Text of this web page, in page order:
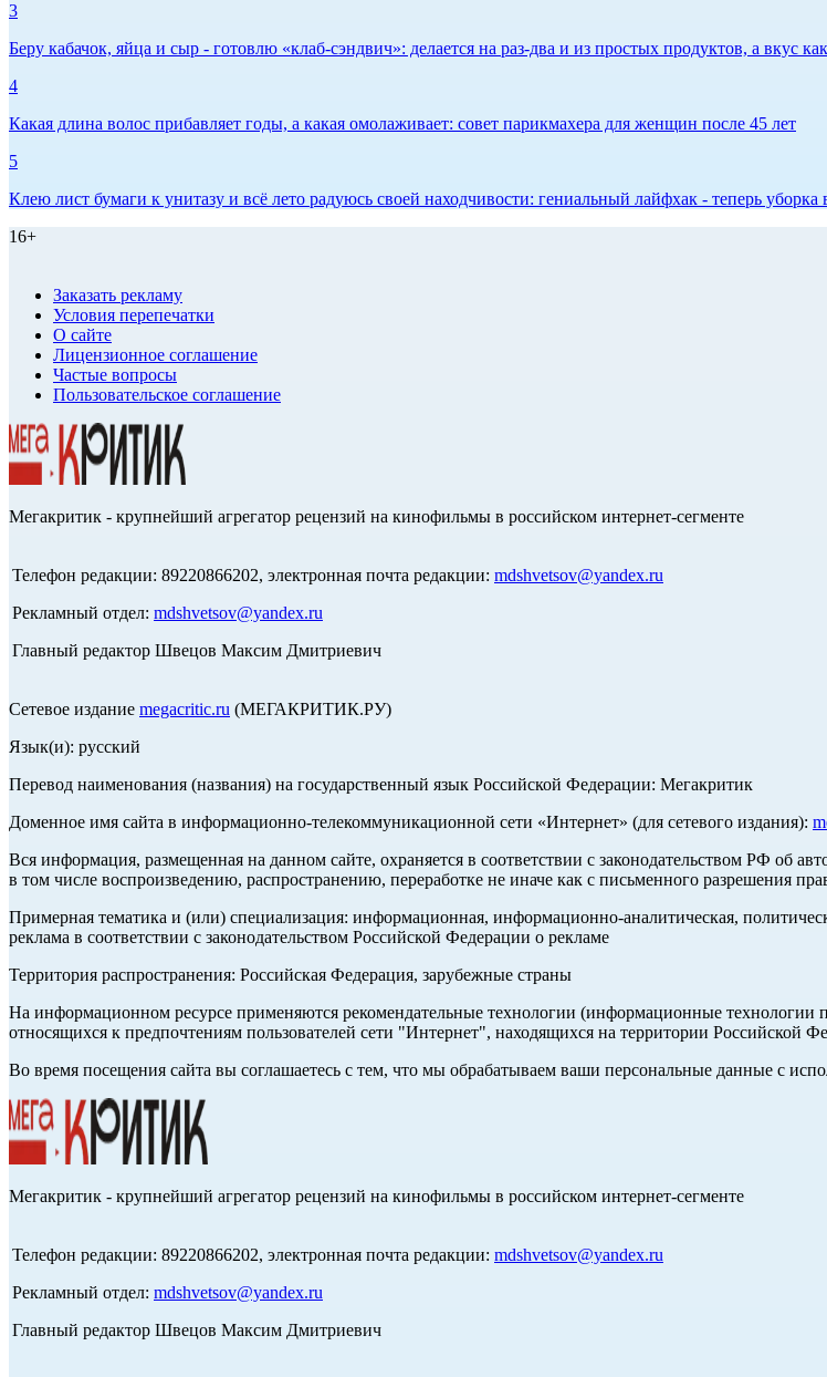
3
Беру кабачок, яйца и сыр - готовлю «клаб-сэндвич»: делается на раз-два и из простых продуктов, а вкус
4
Какая длина волос прибавляет годы, а какая омолаживает: совет парикмахера для женщин после 45 лет
5
Клею лист бумаги к унитазу и всё лето радуюсь своей находчивости: гениальный лайфхак - теперь уборка в
16+
Заказать рекламу
Условия перепечатки
О сайте
Лицензионное соглашение
Частые вопросы
Пользовательское соглашение
Мегакритик - крупнейший агрегатор рецензий на кинофильмы в российском интернет-сегменте
Телефон редакции: 89220866202, электронная почта редакции: mdshvetsov@yandex.ru
Рекламный отдел: mdshvetsov@yandex.ru
Главный редактор Швецов Максим Дмитриевич
Сетевое издание megacritic.ru (МЕГАКРИТИК.РУ)
Язык(и): русский
Перевод наименования (названия) на государственный язык Российской Федерации: Мегакритик
Доменное имя сайта в информационно-телекоммуникационной сети «Интернет» (для сетевого издания):
Вся информация, размещенная на данном сайте, охраняется в соответствии с законодательством РФ об
в том числе воспроизведению, распространению, переработке не иначе как с письменного разрешения
Примерная тематика и (или) специализация: информационная, информационно-аналитическая,
реклама в соответствии с законодательством Российской Федерации о рекламе
Территория распространения: Российская Федерация, зарубежные страны
На информационном ресурсе применяются рекомендательные технологии (информационные технологии
относящихся к предпочтениям пользователей сети "Интернет", находящихся на территории Российской
Во время посещения сайта вы соглашаетесь с тем, что мы обрабатываем ваши персональные данные с
Мегакритик - крупнейший агрегатор рецензий на кинофильмы в российском интернет-сегменте
Телефон редакции: 89220866202, электронная почта редакции: mdshvetsov@yandex.ru
Рекламный отдел: mdshvetsov@yandex.ru
Главный редактор Швецов Максим Дмитриевич